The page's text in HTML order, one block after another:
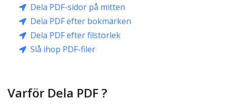
Dela PDF-sidor på mitten
Dela PDF efter bokmärken
Dela PDF efter filstorlek
Slå ihop PDF-filer
Varför Dela PDF ?